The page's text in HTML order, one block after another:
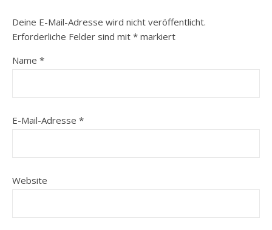
Deine E-Mail-Adresse wird nicht veröffentlicht.
Erforderliche Felder sind mit * markiert
Name *
E-Mail-Adresse *
Website